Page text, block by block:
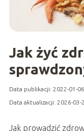
Jak żyć
Data publikacji: 2022-01-06
Data aktualizacji: 2026-03-
Jak prowadzić